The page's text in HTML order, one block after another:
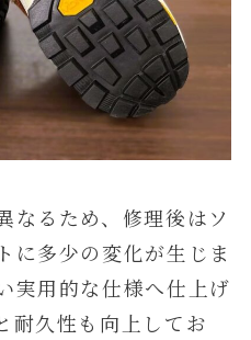
なるため、修理後はソ
に多少の変化が生じま
実用的な仕様へ仕上げ
耐久性も向上してお